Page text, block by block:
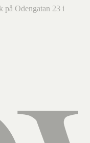
på Odengatan 23 i